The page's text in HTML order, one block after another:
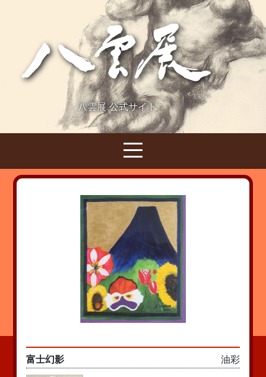
八雲展 公式サイト
富士幻影 油彩